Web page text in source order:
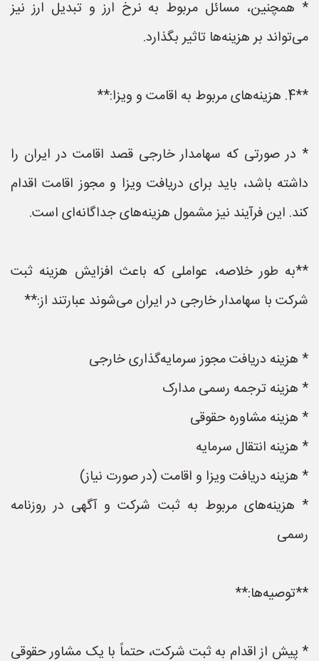
* همچنین، مسائل مربوط به نرخ ارز و تبدیل ارز نیز
می‌تواند بر هزینه‌ها تاثیر بگذارد.
**4. هزینه‌های مربوط به اقامت و ویزا:**
* در صورتی که سهامدار خارجی قصد اقامت در ایران را
داشته باشد، باید برای دریافت ویزا و مجوز اقامت اقدام
کند. این فرآیند نیز مشمول هزینه‌های جداگانه‌ای است.
**به طور خلاصه، عواملی که باعث افزایش هزینه ثبت
شرکت با سهامدار خارجی در ایران می‌شوند عبارتند از:**
* هزینه دریافت مجوز سرمایه‌گذاری خارجی
* هزینه ترجمه رسمی مدارک
* هزینه مشاوره حقوقی
* هزینه انتقال سرمایه
* هزینه دریافت ویزا و اقامت (در صورت نیاز)
* هزینه‌های مربوط به ثبت شرکت و آگهی در روزنامه
رسمی
**توصیه‌ها:**
* پیش از اقدام به ثبت شرکت، حتماً با یک مشاور حقوقی